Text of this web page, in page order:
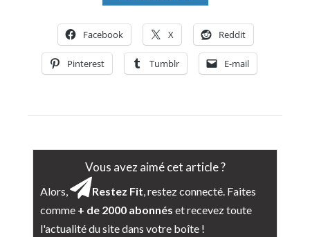
Facebook X Reddit
Pinterest Tumblr E-mail
Vous avez aimé cet article ?
Alors, Restez Fit, restez connecté. Faites
comme + de 2000 abonnés et recevez toute
l'actualité du site dans votre boîte !